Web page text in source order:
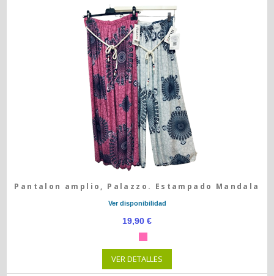
Pantalon amplio, Palazzo. Estampado Mandala
Ver disponibilidad
19,90 €
VER DETALLES